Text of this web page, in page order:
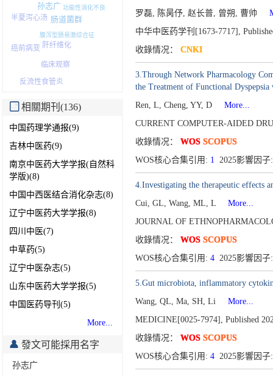
孙志广
肠道菌群
腹泻型肠易激综合征
功能性消化不良
半夏泻心汤
肝纤维化
临床观察
反流性食管炎
癌前病变
相關期刊(136)
中国药理学通报(9)
吉林中医药(9)
南京中医药大学学报(自然科
学版)(8)
中国中西医结合消化杂志(8)
辽宁中医药大学学报(8)
四川中医(7)
中草药(5)
辽宁中医杂志(5)
山东中医药大学学报(5)
中国医药导刊(5)
More...
發文可能採用名字
孙志广
罗磊, 陈昺伃, 赵长普, 曾朔, 曹帅
中华中医药学刊[1673-7717],
收錄情况： CNKI
3.Through Network Pharmacology
the Treatment of Functional
Ren, L, Cheng, YY, D
More...
CURRENT COMPUTER-AIDED
收錄情况： WOS SCOPUS
WOS核心合集引用: 1 2025影響因
4.Investigating the therapeutic effects
Cui, GL, Wang, ML, L
More...
JOURNAL OF
收錄情况： WOS SCOPUS
WOS核心合集引用: 42025影響因
5.Gut microbiota, inflammatory
Wang, QL, Ma, SH, Li
More...
MEDICINE[0025-7974], Published
收錄情况： WOS SCOPUS
WOS核心合集引用: 42025影響因